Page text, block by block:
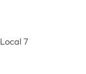
7